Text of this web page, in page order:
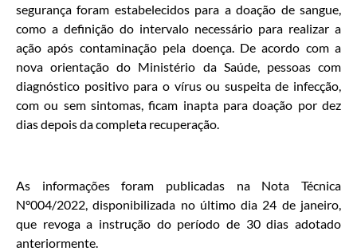
segurança foram estabelecidos para a doação de sangue,
como a definição do intervalo necessário para realizar a
ação após contaminação pela doença. De acordo com a
nova orientação do Ministério da Saúde, pessoas com
diagnóstico positivo para o vírus ou suspeita de infecção,
com ou sem sintomas, ficam inapta para doação por dez
dias depois da completa recuperação.
As informações foram publicadas na Nota Técnica
N°004/2022, disponibilizada no último dia 24 de janeiro,
que revoga a instrução do período de 30 dias adotado
anteriormente.